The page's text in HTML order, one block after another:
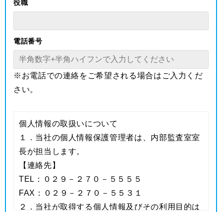
役職
電話番号
※お電話での連絡をご希望される場合はご入力くだ
さい。
個人情報の取扱いについて
１．当社の個人情報保護管理者は、内部監査室室
長が担当します。
【連絡先】
TEL：０２９－２７０－５５５５
FAX：０２９－２７０－５５３１
２．当社が取得する個人情報及びその利用目的は